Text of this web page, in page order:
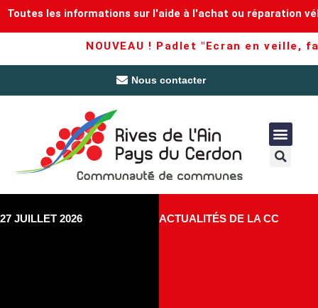
Toutes les informations sur l'aide à l'achat ou réparation
NOUVEAU ! Padlet "Ecran en veille,
Nous contacter
27 JUILLET 2026 ACTUALITÉS DE LA CC